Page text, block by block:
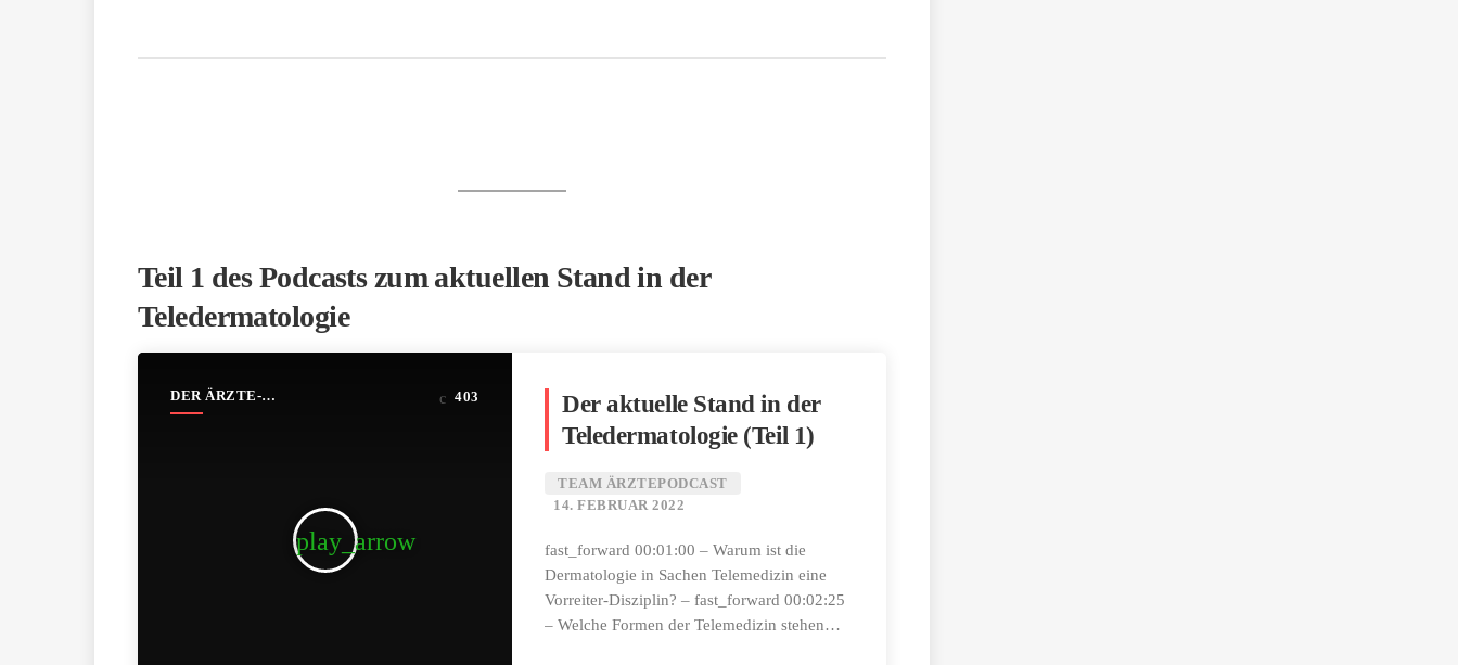
Teil 1 des Podcasts zum aktuellen Stand in der
Teledermatologie
DER ÄRZTE-
PODCAST
play_arrow
403
Der aktuelle Stand in der
Teledermatologie (Teil 1)
TEAM ÄRZTEPODCAST
14. FEBRUAR 2022
fast_forward 00:01:00 – Warum ist die
Dermatologie in Sachen Telemedizin eine
Vorreiter-Disziplin? – fast_forward 00:02:25
– Welche Formen der Telemedizin stehen